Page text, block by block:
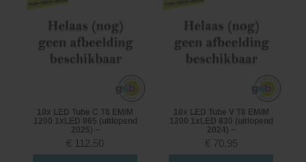
10x LED Tube C T8 EM/M
1200 1xLED 865 (uitlopend
2025) ~
€ 112,50
10x LED Tube V T8 EM/M
1200 1xLED 830 (uitlopend
2024) ~
€ 70,95